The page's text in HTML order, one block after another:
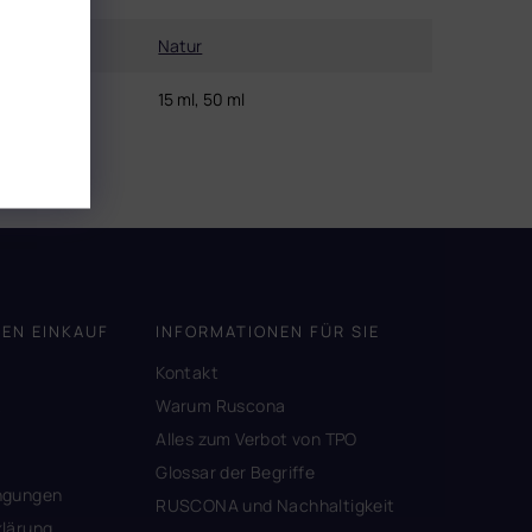
Natur
15 ml, 50 ml
EINKAUF INFORMATIONEN FÜR SIE
Kontakt
Warum Ruscona
Alles zum Verbot von TPO
Glossar der Begriffe
RUSCONA und Nachhaltigkeit